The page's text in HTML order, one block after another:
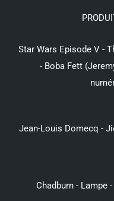
Star Wars Episode V -
- Boba Fett
Jean-Louis Domecq -
Chadburn - Lampe